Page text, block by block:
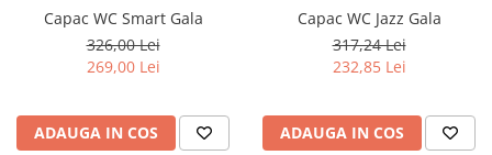
Lavoare
Lavoare freestanding
Lavoare sub blat
Lavoare pe mobilier
Capac WC Smart Gala
326,00 Lei
269,00 Lei
ADAUGA IN COS
Capac WC Jazz Gala
317,24 Lei
232,85 Lei
ADAUGA IN COS